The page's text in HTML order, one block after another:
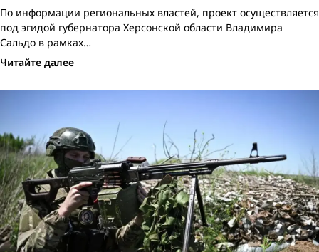
По информации региональных властей, проект осуществляется
под эгидой губернатора Херсонской области Владимира
Сальдо в рамках…
Читайте далее